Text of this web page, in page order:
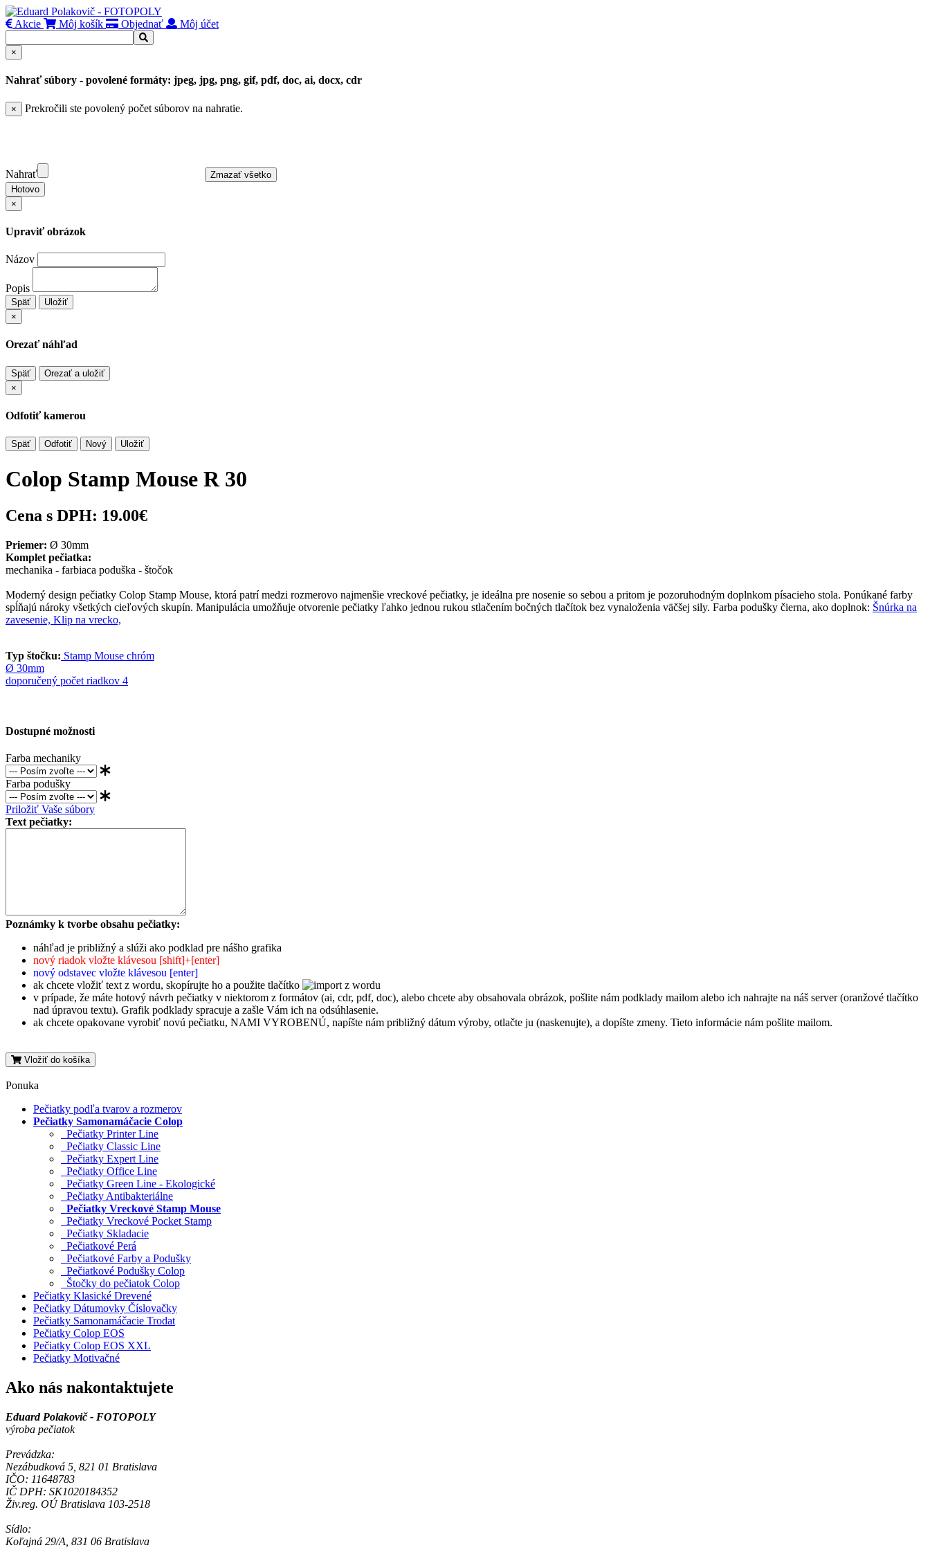
Akcie Môj košík Objednať Môj účet
×
Nahrať súbory - povolené formáty: jpeg, jpg, png, gif, pdf, doc, ai, docx, cdr
× Prekročili ste povolený počet súborov na nahratie.
Nahrať
Zmazať všetko
Hotovo
×
Upraviť obrázok
Názov
Popis
Späť
Uložiť
×
Orezať náhľad
Späť
Orezať a uložiť
×
Odfotiť kamerou
Späť Odfotiť Nový Uložiť
Colop Stamp Mouse R 30
Cena s DPH: 19.00€
Priemer: Ø 30mm
Komplet pečiatka:
mechanika - farbiaca poduška - štočok
Moderný design pečiatky Colop Stamp Mouse, ktorá patrí medzi rozmerovo najmenšie vreckové pečiatky, je ideálna pre nosenie so sebou a pritom je pozoruhodným doplnkom písacieho stola. Ponúkané farby
spĺňajú nároky všetkých cieľových skupín. Manipulácia umožňuje otvorenie pečiatky ľahko jednou rukou stlačením bočných tlačítok bez vynaloženia väčšej sily. Farba podušky čierna, ako doplnok: Šnúrka na
zavesenie, Klip na vrecko,
Typ štočku: Stamp Mouse chróm
Ø 30mm
doporučený počet riadkov 4
Dostupné možnosti
Farba mechaniky
Farba podušky
Priložiť Vaše súbory
Text pečiatky:
Poznámky k tvorbe obsahu pečiatky:
náhľad je približný a slúži ako podklad pre nášho grafika
nový riadok vložte klávesou [shift]+[enter]
nový odstavec vložte klávesou [enter]
ak chcete vložiť text z wordu, skopírujte ho a použite tlačítko
v prípade, že máte hotový návrh pečiatky v niektorom z formátov (ai, cdr, pdf, doc), alebo chcete aby obsahovala obrázok, pošlite nám podklady mailom alebo ich nahrajte na náš server (oranžové tlačítko
nad úpravou textu). Grafik podklady spracuje a zašle Vám ich na odsúhlasenie.
ak chcete opakovane vyrobiť novú pečiatku, NAMI VYROBENÚ, napíšte nám približný dátum výroby, otlačte ju (naskenujte), a dopíšte zmeny. Tieto informácie nám pošlite mailom.
Vložiť do košíka
Ponuka
Pečiatky podľa tvarov a rozmerov
Pečiatky Samonamáčacie Colop
Pečiatky Printer Line
Pečiatky Classic Line
Pečiatky Expert Line
Pečiatky Office Line
Pečiatky Green Line - Ekologické
Pečiatky Antibakteriálne
Pečiatky Vreckové Stamp Mouse
Pečiatky Vreckové Pocket Stamp
Pečiatky Skladacie
Pečiatkové Perá
Pečiatkové Farby a Podušky
Pečiatkové Podušky Colop
Štočky do pečiatok Colop
Pečiatky Klasické Drevené
Pečiatky Dátumovky Číslovačky
Pečiatky Samonamáčacie Trodat
Pečiatky Colop EOS
Pečiatky Colop EOS XXL
Pečiatky Motivačné
Ako nás nakontaktujete
Eduard Polakovič - FOTOPOLY
výroba pečiatok
Prevádzka:
Nezábudková 5, 821 01 Bratislava
IČO: 11648783
IČ DPH: SK1020184352
Živ.reg. OÚ Bratislava 103-2518
Sídlo:
Koľajná 29/A, 831 06 Bratislava